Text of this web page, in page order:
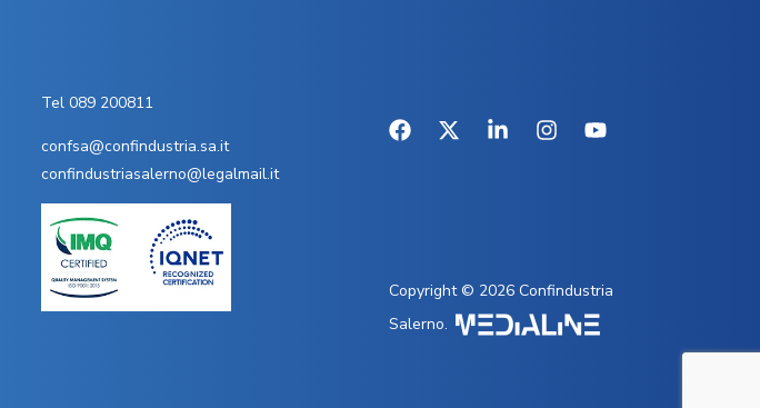
Tel 089 200811
confsa@confindustria.sa.it
confindustriasalerno@legalmail.it
Copyright © 2026 Confindustria
Salerno.